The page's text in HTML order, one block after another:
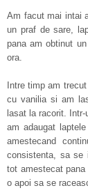
Am facut mai intai
un praf de sare,
pana am obtinut
ora.
Intre timp am
cu vanilia si am
lasat la racorit.
am adaugat
amestecand
consistenta, sa se
tot amestecat
o apoi sa se